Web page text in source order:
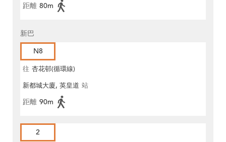
距離 80m
新巴
N8
往 杏花邨(循環線)
新都城大廈, 英皇道 站
距離 90m
2